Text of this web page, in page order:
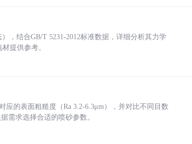
，结合GB/T 5231-2012标准数据，详细分析其力学
提供参考。
的表面粗糙度（Ra 3.2-6.3μm），并对比不同目数
需求选择合适的喷砂参数。